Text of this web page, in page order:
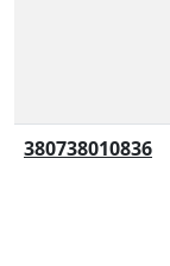
380738010836